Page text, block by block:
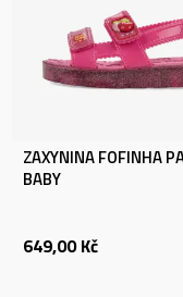
ZAXYNINA FOFINHA
BABY
649,00 Kč